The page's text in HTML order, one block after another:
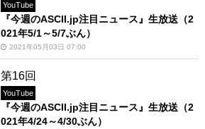
YouTube
『今週のASCII.jp注目ニュース』生放送（2
021年5/1～5/7ぶん）
2021年05月03日 07:00
第16回
YouTube
『今週のASCII.jp注目ニュース』生放送（2
021年4/24～4/30ぶん）